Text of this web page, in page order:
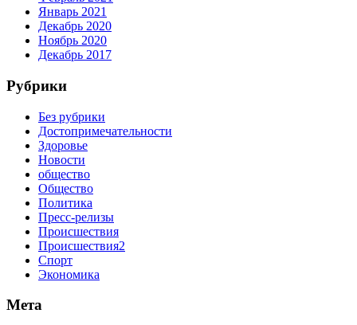
Январь 2021
Декабрь 2020
Ноябрь 2020
Декабрь 2017
Рубрики
Без рубрики
Достопримечательности
Здоровье
Новости
общество
Общество
Политика
Пресс-релизы
Происшествия
Происшествия2
Спорт
Экономика
Мета